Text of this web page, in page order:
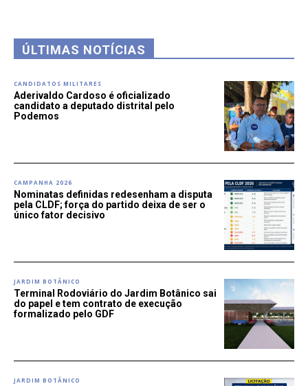
ÚLTIMAS NOTÍCIAS
CANDIDATOS MILITARES
Aderivaldo Cardoso é oficializado
candidato a deputado distrital pelo
Podemos
CAMPANHA 2026
Nominatas definidas redesenham a disputa
pela CLDF; força do partido deixa de ser o
único fator decisivo
JARDIM BOTÂNICO
Terminal Rodoviário do Jardim Botânico sai
do papel e tem contrato de execução
formalizado pelo GDF
JARDIM BOTÂNICO